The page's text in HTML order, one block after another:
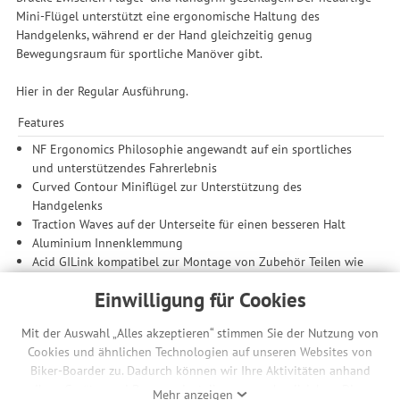
Einwilligung für Cookies
Mit der Auswahl „Alles akzeptieren“ stimmen Sie der Nutzung von
Cookies und ähnlichen Technologien auf unseren Websites von
Biker-Boarder zu. Dadurch können wir Ihre Aktivitäten anhand
Ihrer Geräte- und Browsereinstellungen nachvollziehen. Dies
Mehr anzeigen
Mini-Flügel unterstützt eine ergonomische Haltung des
Handgelenks, während er der Hand gleichzeitig genug
Bewegungsraum für sportliche Manöver gibt.
Hier in der Regular Ausführung.
Features
NF Ergonomics Philosophie angewandt auf ein sportliches
und unterstützendes Fahrerlebnis
Curved Contour Miniflügel zur Unterstützung des
Handgelenks
Traction Waves auf der Unterseite für einen besseren Halt
Aluminium Innenklemmung
Acid GILink kompatibel zur Montage von Zubehör Teilen wie
Passend zum Artikel
Acid GILink für Tool Husk – Bestellnummer: 3024072 / Cube
Artikelnummer: #94803
Acid Comfort Griff Adapter für Spiegel Pro – Bestellnummer:
3102035 / Cube Artikelnummer: #93513